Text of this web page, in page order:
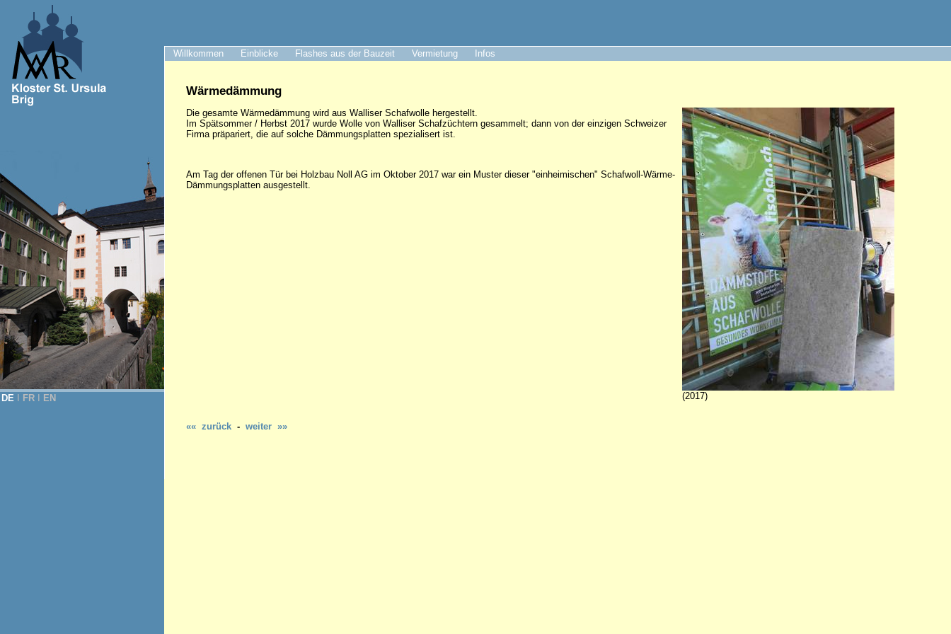
Willkommen Einblicke Flashes aus der Bauzeit Vermietung Infos
DE FR EN
Wärmedämmung
(2017)
Die gesamte Wärmedämmung wird aus Walliser Schafwolle hergestellt.
Im Spätsommer / Herbst 2017 wurde Wolle von Walliser Schafzüchtern gesammelt; dann von der einzigen Schweizer
Firma präpariert, die auf solche Dämmungsplatten spezialisert ist.
Am Tag der offenen Tür bei Holzbau Noll AG im Oktober 2017 war ein Muster dieser "einheimischen" Schafwoll-Wärme-
Dämmungsplatten ausgestellt.
«« zurück - weiter »»